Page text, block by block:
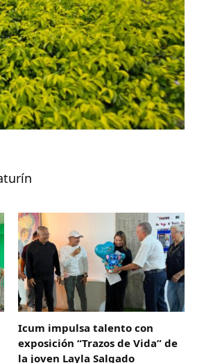
Icum impulsa talento con
exposición “Trazos de Vida” de
la joven Layla Salgado‎